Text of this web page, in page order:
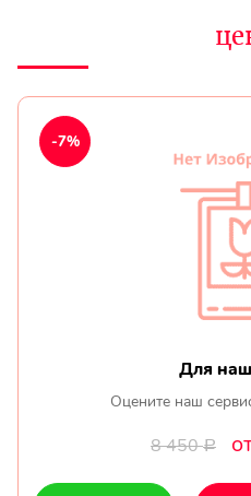
Для
Оцените наш
8 450Р
-7%